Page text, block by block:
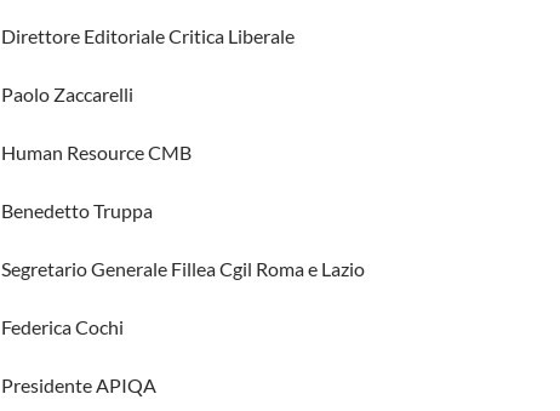
Direttore Editoriale Critica Liberale
Paolo Zaccarelli
Human Resource CMB
Benedetto Truppa
Segretario Generale Fillea Cgil Roma e Lazio
Federica Cochi
Presidente APIQA